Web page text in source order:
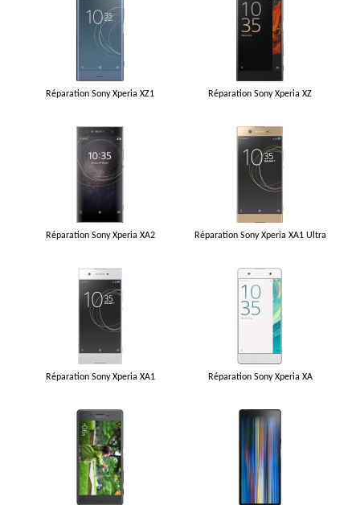
Réparation Sony Xperia XZ1 Réparation Sony Xperia XZ
Réparation Sony Xperia XA2 Réparation Sony Xperia XA1 Ultra
Réparation Sony Xperia XA1 Réparation Sony Xperia XA